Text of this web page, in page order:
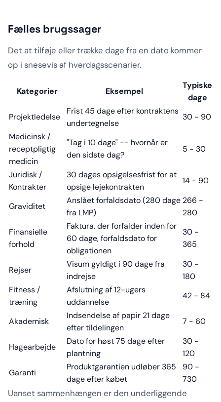
Fælles brugssager
Det at tilføje eller trække dage fra en dato kommer
op i snesevis af hverdagsscenarier.
Kategorier Eksempel
Typiske
dage
Projektledelse
Frist 45 dage efter kontraktens
undertegnelse
30 - 90
Medicinsk /
receptpligtig
medicin
"Tag i 10 dage" -- hvornår er
den sidste dag?
5 - 30
Juridisk /
Kontrakter
30 dages opsigelsesfrist for at
opsige lejekontrakten
14 - 90
Graviditet
Anslået forfaldsdato (280 dage
fra LMP)
266 -
280
Finansielle
forhold
Faktura, der forfalder inden for
60 dage, forfaldsdato for
obligationen
30 -
365
Rejser
Visum gyldigt i 90 dage fra
indrejse
30 -
180
Fitness /
træning
Afslutning af 12-ugers
uddannelse
42 - 84
Akademisk
Indsendelse af papir 21 dage
efter tildelingen
7 - 60
Hagearbejde
Dato for høst 75 dage efter
plantning
30 -
120
Garanti
Produktgarantien udløber 365
dage efter købet
90 -
730
Uanset sammenhængen er den underliggende